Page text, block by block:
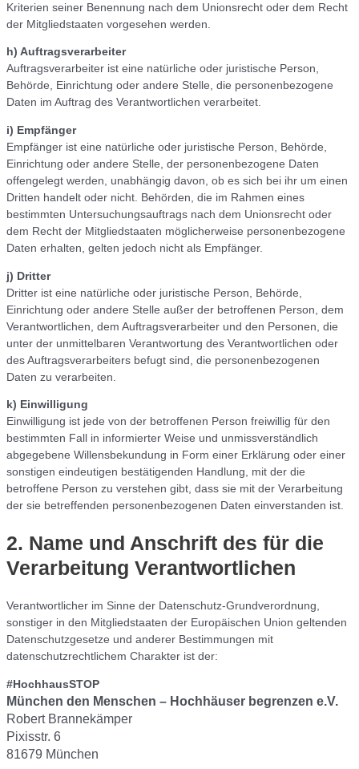
Kriterien seiner Benennung nach dem Unionsrecht oder dem Recht
der Mitgliedstaaten vorgesehen werden.
h) Auftragsverarbeiter
Auftragsverarbeiter ist eine natürliche oder juristische Person,
Behörde, Einrichtung oder andere Stelle, die personenbezogene
Daten im Auftrag des Verantwortlichen verarbeitet.
i) Empfänger
Empfänger ist eine natürliche oder juristische Person, Behörde,
Einrichtung oder andere Stelle, der personenbezogene Daten
offengelegt werden, unabhängig davon, ob es sich bei ihr um einen
Dritten handelt oder nicht. Behörden, die im Rahmen eines
bestimmten Untersuchungsauftrags nach dem Unionsrecht oder
dem Recht der Mitgliedstaaten möglicherweise personenbezogene
Daten erhalten, gelten jedoch nicht als Empfänger.
j) Dritter
Dritter ist eine natürliche oder juristische Person, Behörde,
Einrichtung oder andere Stelle außer der betroffenen Person, dem
Verantwortlichen, dem Auftragsverarbeiter und den Personen, die
unter der unmittelbaren Verantwortung des Verantwortlichen oder
des Auftragsverarbeiters befugt sind, die personenbezogenen
Daten zu verarbeiten.
k) Einwilligung
Einwilligung ist jede von der betroffenen Person freiwillig für den
bestimmten Fall in informierter Weise und unmissverständlich
abgegebene Willensbekundung in Form einer Erklärung oder einer
sonstigen eindeutigen bestätigenden Handlung, mit der die
betroffene Person zu verstehen gibt, dass sie mit der Verarbeitung
der sie betreffenden personenbezogenen Daten einverstanden ist.
2. Name und Anschrift des für die
Verarbeitung Verantwortlichen
Verantwortlicher im Sinne der Datenschutz-Grundverordnung,
sonstiger in den Mitgliedstaaten der Europäischen Union geltenden
Datenschutzgesetze und anderer Bestimmungen mit
datenschutzrechtlichem Charakter ist der:
#HochhausSTOP
München den Menschen – Hochhäuser begrenzen e.V.
Robert Brannekämper
Pixisstr. 6
81679 München